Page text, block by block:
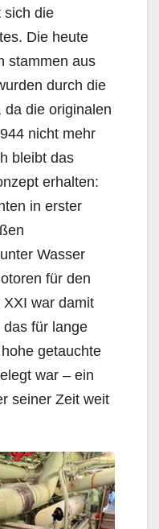
sich die
Die heute
stammen aus
durch die
da die originalen
nicht mehr
bleibt das
erhalten:
in erster
Wasser
für den
war damit
das für lange
getauchte
war – ein
seiner Zeit weit